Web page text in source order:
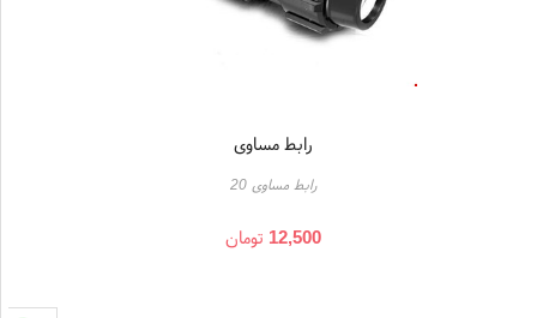
رابط مساوی
رابط مساوی 20
12,500 تومان